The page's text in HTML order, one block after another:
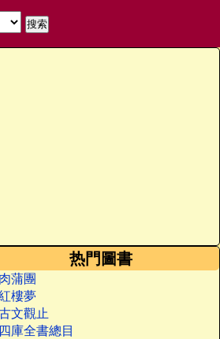
热門圖書
蒲團
樓夢
文觀止
庫全書總目